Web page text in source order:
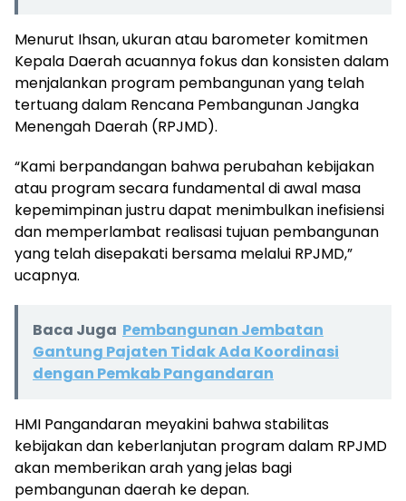
Menurut Ihsan, ukuran atau barometer komitmen
Kepala Daerah acuannya fokus dan konsisten dalam
menjalankan program pembangunan yang telah
tertuang dalam Rencana Pembangunan Jangka
Menengah Daerah (RPJMD).
“Kami berpandangan bahwa perubahan kebijakan
atau program secara fundamental di awal masa
kepemimpinan justru dapat menimbulkan inefisiensi
dan memperlambat realisasi tujuan pembangunan
yang telah disepakati bersama melalui RPJMD,”
ucapnya.
Baca Juga Pembangunan Jembatan
Gantung Pajaten Tidak Ada Koordinasi
dengan Pemkab Pangandaran
HMI Pangandaran meyakini bahwa stabilitas
kebijakan dan keberlanjutan program dalam RPJMD
akan memberikan arah yang jelas bagi
pembangunan daerah ke depan.